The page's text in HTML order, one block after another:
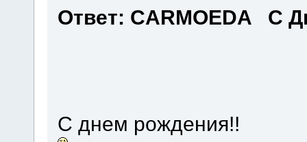
Ответ: CARMOEDA С
С днем рождения!!